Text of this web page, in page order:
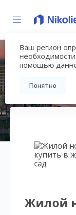
Ваш регион
помощью
Понятно
Вернуться
Жилой